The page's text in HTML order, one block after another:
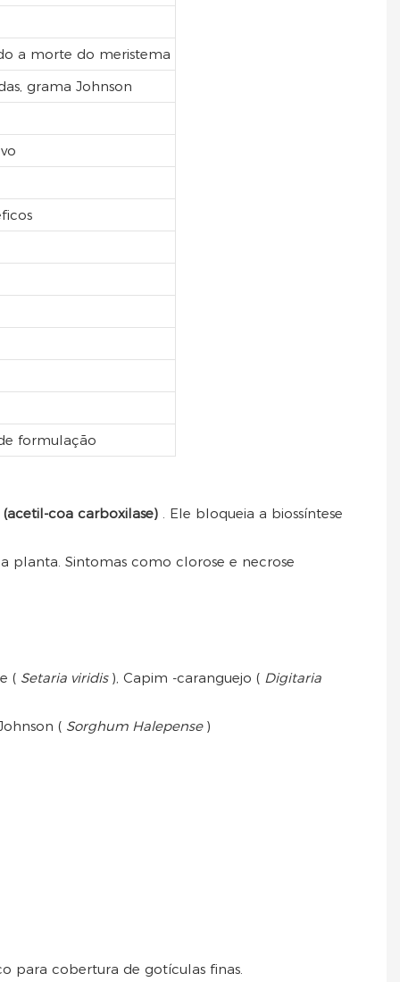
a morte do meristema
grama Johnson
formulação
coa carboxilase) . Ele bloqueia a biossíntese
planta. Sintomas como clorose e necrose
( Setaria viridis ), Capim -caranguejo ( Digitaria
( Sorghum Halepense )
para cobertura de gotículas finas.